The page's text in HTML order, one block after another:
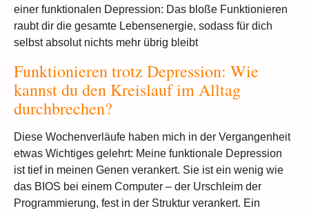
einer funktionalen Depression: Das bloße Funktionieren
raubt dir die gesamte Lebensenergie, sodass für dich
selbst absolut nichts mehr übrig bleibt
Funktionieren trotz Depression: Wie
kannst du den Kreislauf im Alltag
durchbrechen?
Diese Wochenverläufe haben mich in der Vergangenheit
etwas Wichtiges gelehrt: Meine funktionale Depression
ist tief in meinen Genen verankert. Sie ist ein wenig wie
das BIOS bei einem Computer – der Urschleim der
Programmierung, fest in der Struktur verankert. Ein